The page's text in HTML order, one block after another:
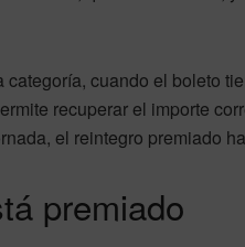
cuando el boleto
recuperar el importe
el reintegro premiado
premiado